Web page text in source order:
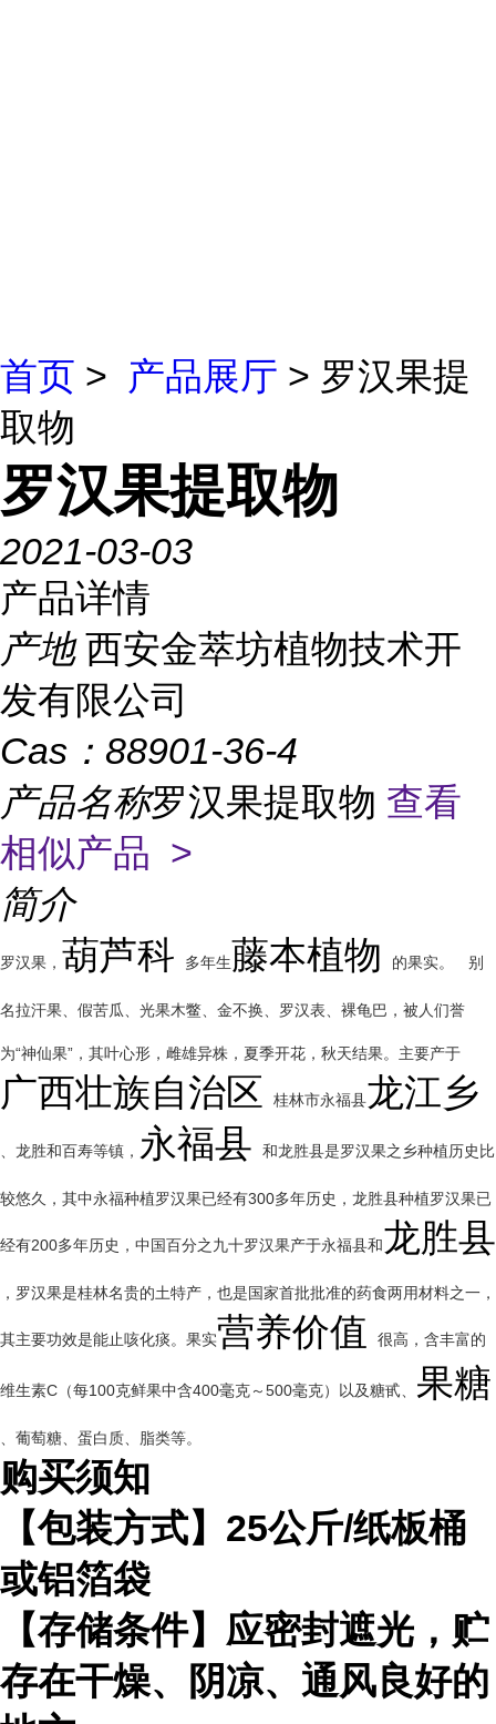
首页 > 产品展厅 > 罗汉果提
取物
罗汉果提取物
2021-03-03
产品详情
产地 西安金萃坊植物技术开
发有限公司
Cas： 88901-36-4
产品名称罗汉果提取物 查看
相似产品 >
简介
罗汉果， 葫芦科 多年生藤本植物 的果实。 别
名拉汗果、假苦瓜、光果木鳖、金不换、罗汉表、裸龟巴，被人们誉
为“神仙果”，其叶心形，雌雄异株，夏季开花，秋天结果。主要产于
广西壮族自治区 桂林市永福县龙江乡
、龙胜和百寿等镇， 永福县 和龙胜县是罗汉果之乡种植历史比
较悠久，其中永福种植罗汉果已经有300多年历史，龙胜县种植罗汉果已
经有200多年历史，中国百分之九十罗汉果产于永福县和龙胜县
，罗汉果是桂林名贵的土特产，也是国家首批批准的药食两用材料之一，
其主要功效是能止咳化痰。果实营养价值 很高，含丰富的
维生素C（每100克鲜果中含400毫克～500毫克）以及糖甙、 果糖
、葡萄糖、蛋白质、脂类等。
购买须知
【包装方式】 25公斤/纸板桶
或铝箔袋
【存储条件】应密封遮光，贮
存在干燥、阴凉、通风良好的